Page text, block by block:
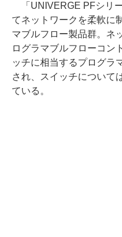
「UNIVERGE PFシリ
てネットワークを柔軟に
マブルフロー製品群。ネ
ログラマブルフローコン
ッチに相当するプログラ
され、スイッチについて
ている。